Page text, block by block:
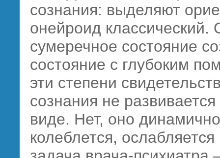
сознания: выделяют
онейроид
сумеречное состояние
состояние с глубоким
эти степени
сознания не
виде. Нет, оно
колеблется,